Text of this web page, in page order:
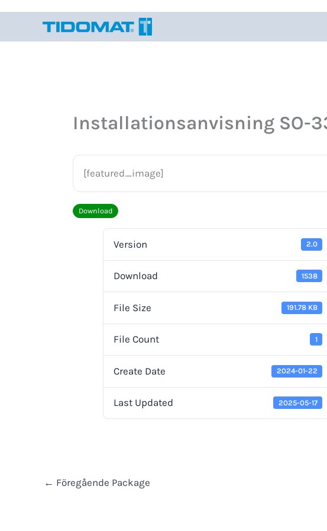
innehåll
Installationsanvisning SO-
[featured_image]
Download
Version 2.0
Download 1538
File Size 191.78 KB
File Count 1
Create Date 2024-01-22
Last Updated 2025-05-17
← Föregående Package